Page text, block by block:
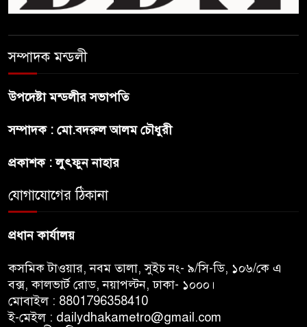
সোমবার সকাল ১০টায় এসএসসি
সম্পাদক মন্ডলী
উপদেষ্টা মন্ডলীর সভাপতি
সম্পাদক : মো.বদরুল আলম চৌধুরী
প্রকাশক : লুৎফুন নাহার
যোগাযোগের ঠিকানা
প্রধান কার্যালয়
কসমিক টাওয়ার, নবম তালা, সুইচ নং- ৯/সি-ডি, ১০৬/কে এ
বক্স, কালভার্ট রোড, নয়াপল্টন, ঢাকা- ১০০০।
মোবাইল : 8801796358410
ই-মেইল : dailydhakametro@gmail.com